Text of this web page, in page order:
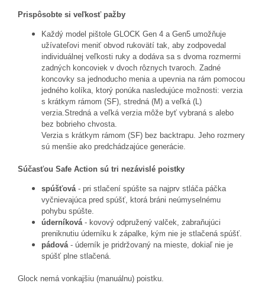
Prispôsobte si veľkosť pažby
Každý model pištole GLOCK Gen 4 a Gen5 umožňuje
užívateľovi meniť obvod rukovätí tak, aby zodpovedal
individuálnej veľkosti ruky a dodáva sa s dvoma rozmermi
zadných koncoviek v dvoch rôznych tvaroch. Zadné
koncovky sa jednoducho menia a upevnia na rám pomocou
jedného kolíka, ktorý ponúka nasledujúce možnosti: verzia
s krátkym rámom (SF), stredná (M) a veľká (L)
verzia.Stredná a veľká verzia môže byť vybraná s alebo
bez bobrieho chvosta.
Verzia s krátkym rámom (SF) bez backtrapu. Jeho rozmery
sú menšie ako predchádzajúce generácie.
Súčasťou Safe Action sú tri nezávislé poistky
spúšťová - pri stlačení spúšte sa najprv stláča páčka
vyčnievajúca pred spúšť, ktorá bráni neúmyselnému
pohybu spúšte.
úderníková - kovový odpružený valček, zabraňujúci
preniknutiu úderníku k zápalke, kým nie je stlačená spúšť.
pádová - úderník je pridržovaný na mieste, dokiaľ nie je
spúšť plne stlačená.
Glock nemá vonkajšiu (manuálnu) poistku.